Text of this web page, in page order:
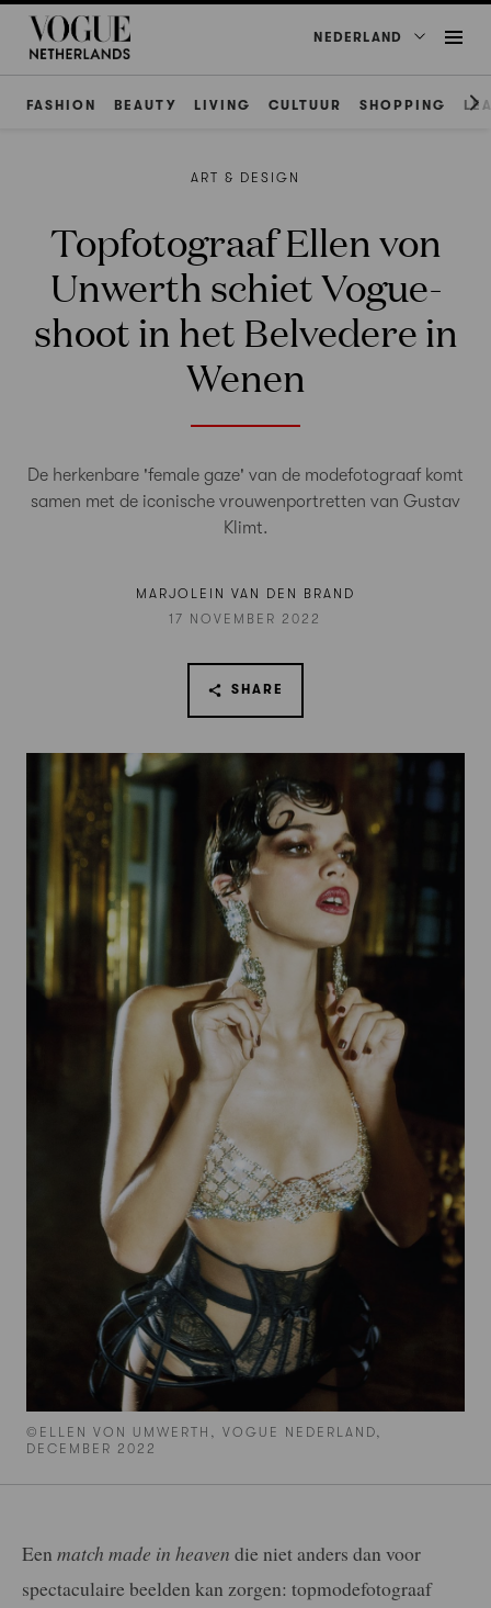
NEDERLAND
FASHION BEAUTY LIVING CULTUUR SHOPPING
©ELLEN VON UMWERTH, VOGUE NEDERLAND,
DECEMBER 2022
ART & DESIGN
Topfotograaf Ellen von
Unwerth schiet Vogue-
shoot in het Belvedere in
Wenen
De herkenbare 'female gaze' van de modefotograaf komt
samen met de iconische vrouwenportretten van Gustav
Klimt.
MARJOLEIN VAN DEN BRAND
17 NOVEMBER 2022
SHARE
Een match made in heaven die niet anders dan voor
spectaculaire beelden kan zorgen: topmodefotograaf